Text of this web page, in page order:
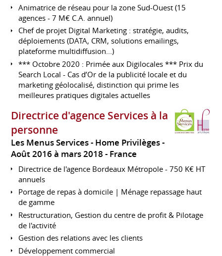
Animatrice de réseau pour la zone Sud-Ouest (15
agences - 7 M€ C.A. annuel)
Chef de projet Digital Marketing : stratégie, audits,
déploiements (DATA, CRM, solutions emailings,
plateforme multidiffusion...)
*** Octobre 2020 : Primée aux Digilocales *** Prix du
Search Local - Cas d’Or de la publicité locale et du
marketing géolocalisé, distinction qui prime les
meilleures pratiques digitales actuelles
Directrice d'agence Services à la
personne
Les Menus Services - Home Privilèges
Août 2016 à mars 2018 France
Directrice de l'agence Bordeaux Métropole - 750 K€ HT
annuels
Portage de repas à domicile | Ménage repassage haut
de gamme
Restructuration, Gestion du centre de profit & Pilotage
de l'activité
Gestion des relations avec les clients
Développement commercial